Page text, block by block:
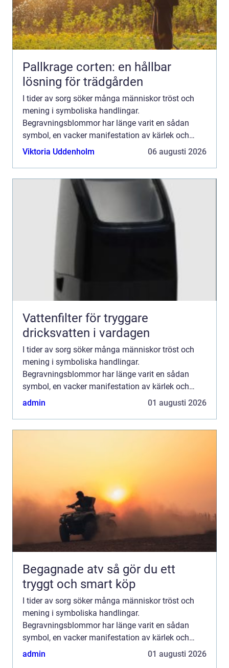
Pallkrage corten: en hållbar
lösning för trädgården
I tider av sorg söker många människor tröst och
mening i symboliska handlingar.
Begravningsblommor har länge varit en sådan
symbol, en vacker manifestation av kärlek och
farväl. De tjänar som länk m...
Viktoria Uddenholm 06 augusti 2026
Vattenfilter för tryggare
dricksvatten i vardagen
I tider av sorg söker många människor tröst och
mening i symboliska handlingar.
Begravningsblommor har länge varit en sådan
symbol, en vacker manifestation av kärlek och
farväl. De tjänar som länk m...
admin 01 augusti 2026
Begagnade atv så gör du ett
tryggt och smart köp
I tider av sorg söker många människor tröst och
mening i symboliska handlingar.
Begravningsblommor har länge varit en sådan
symbol, en vacker manifestation av kärlek och
farväl. De tjänar som länk m...
admin 01 augusti 2026